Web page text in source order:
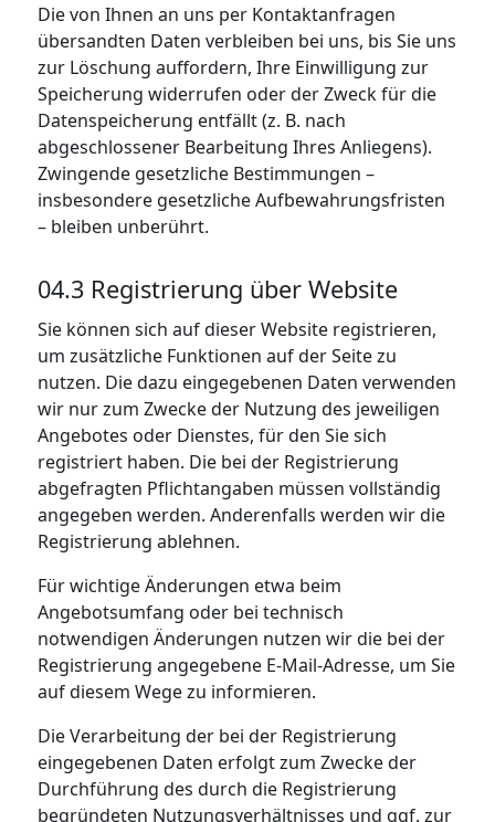
Die von Ihnen an uns per Kontaktanfragen
übersandten Daten verbleiben bei uns, bis Sie uns
zur Löschung auffordern, Ihre Einwilligung zur
Speicherung widerrufen oder der Zweck für die
Datenspeicherung entfällt (z. B. nach
abgeschlossener Bearbeitung Ihres Anliegens).
Zwingende gesetzliche Bestimmungen –
insbesondere gesetzliche Aufbewahrungsfristen
– bleiben unberührt.
04.3 Registrierung über Website
Sie können sich auf dieser Website registrieren,
um zusätzliche Funktionen auf der Seite zu
nutzen. Die dazu eingegebenen Daten verwenden
wir nur zum Zwecke der Nutzung des jeweiligen
Angebotes oder Dienstes, für den Sie sich
registriert haben. Die bei der Registrierung
abgefragten Pflichtangaben müssen vollständig
angegeben werden. Anderenfalls werden wir die
Registrierung ablehnen.
Für wichtige Änderungen etwa beim
Angebotsumfang oder bei technisch
notwendigen Änderungen nutzen wir die bei der
Registrierung angegebene E-Mail-Adresse, um Sie
auf diesem Wege zu informieren.
Die Verarbeitung der bei der Registrierung
eingegebenen Daten erfolgt zum Zwecke der
Durchführung des durch die Registrierung
begründeten Nutzungsverhältnisses und ggf. zur